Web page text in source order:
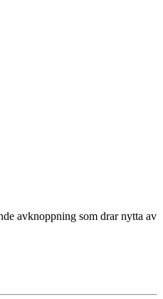
avknoppning som drar nytta av